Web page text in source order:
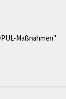
Maßnahmen"